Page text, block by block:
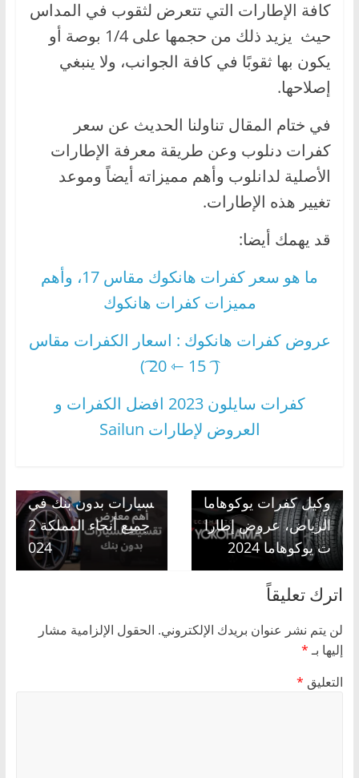
كافة الإطارات التي تتعرض لثقوب في المداس
حيث يزيد ذلك من حجمها على 1/4 بوصة أو
يكون بها ثقوبًا في كافة الجوانب، ولا ينبغي
إصلاحها.
في ختام المقال تناولنا الحديث عن سعر
كفرات دنلوب وعن طريقة معرفة الإطارات
الأصلية لدانلوب وأهم مميزاته أيضاً وموعد
تغيير هذه الإطارات.
قد يهمك أيضا:
ما هو سعر كفرات هانكوك مقاس 17، وأهم
مميزات كفرات هانكوك
عروض كفرات هانكوك : اسعار الكفرات مقاس
( ͡ 15 ⇽ 20 ͡)
كفرات سايلون 2023 افضل الكفرات و
العروض لإطارات Sailun
وكيل كفرات يوكوهاما
الرياض، عروض إطارا
ت يوكوهاما 2024
سيارات بدون بنك في
جميع أنحاء المملكة 2
024
اترك تعليقاً
لن يتم نشر عنوان بريدك الإلكتروني. الحقول الإلزامية مشار
إليها بـ*
التعليق *